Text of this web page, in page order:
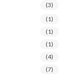
(3)
(1)
(1)
(1)
(4)
(7)